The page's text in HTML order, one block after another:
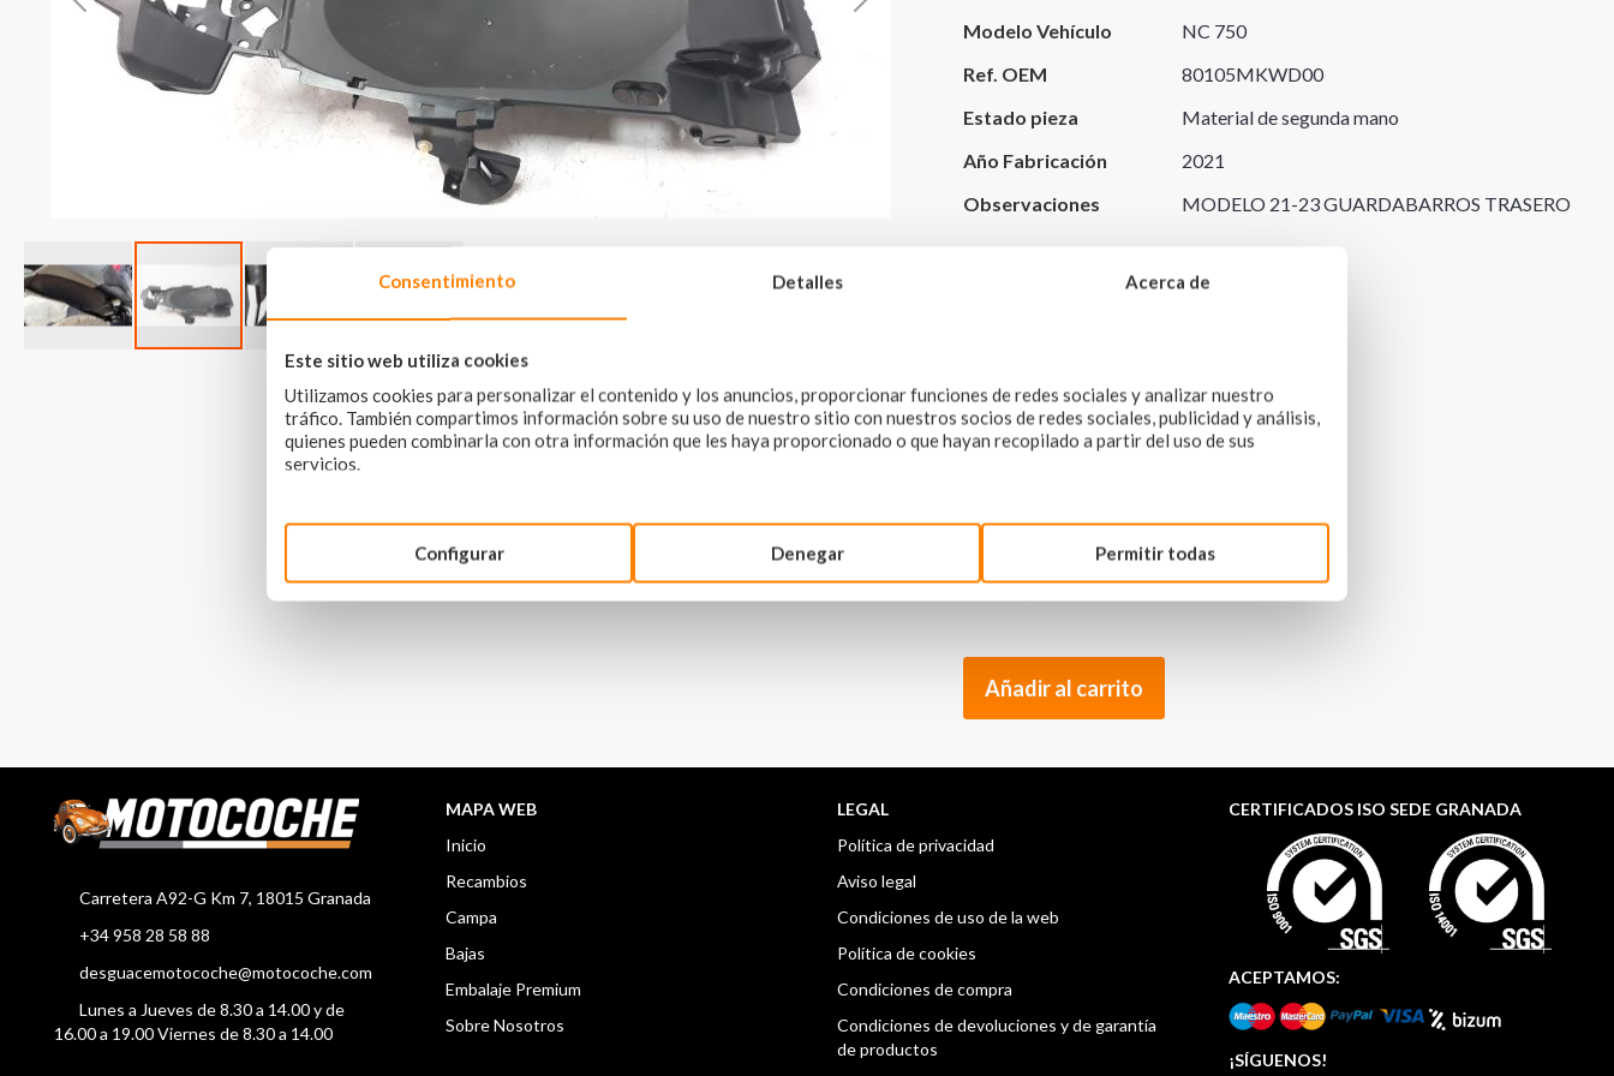
Modelo Vehículo
NC 750
Ref. OEM
80105MKWD00
Estado pieza
Material de segunda mano
Año Fabricación
2021
Observaciones
MODELO 21-23 GUARDABARROS TRASERO
71,39 €
Añadir al carrito
Consentimiento Detalles Acerca de
Este sitio web utiliza cookies
Utilizamos cookies para personalizar el contenido y los anuncios, proporcionar funciones de redes sociales y analizar nuestro
tráfico. También compartimos información sobre su uso de nuestro sitio con nuestros socios de redes sociales, publicidad y análisis,
quienes pueden combinarla con otra información que les haya proporcionado o que hayan recopilado a partir del uso de sus
servicios.
Configurar Denegar Permitir todas
Carretera A92-G Km 7, 18015 Granada
+34 958 28 58 88
desguacemotocoche@motocoche.com
Lunes a Jueves de 8.30 a 14.00 y de
16.00 a 19.00 Viernes de 8.30 a 14.00
MAPA WEB
Inicio
Recambios
Campa
Bajas
Embalaje Premium
Sobre Nosotros
LEGAL
Política de privacidad
Aviso legal
Condiciones de uso de la web
Política de cookies
Condiciones de compra
Condiciones de devoluciones yde garantía
de productos
CERTIFICADOS ISO SEDE GRANADA
ACEPTAMOS:
¡SÍGUENOS!